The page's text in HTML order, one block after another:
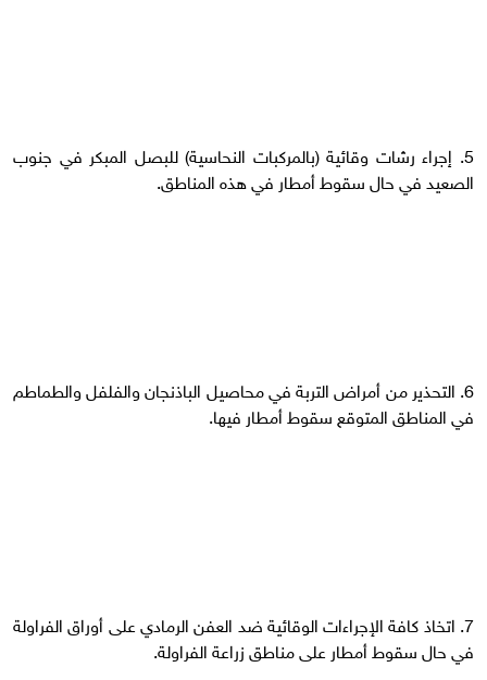
‏5. إجراء رشات وقائية (بالمركبات النحاسية) للبصل المبكر في جنوب
الصعيد في حال سقوط أمطار في هذه المناطق.
6. التحذير من أمراض التربة في محاصيل الباذنجان والفلفل والطماطم
في المناطق المتوقع سقوط أمطار فيها.
7. اتخاذ كافة الإجراءات الوقائية ضد العفن الرمادي على أوراق الفراولة
في حال سقوط أمطار على مناطق زراعة الفراولة.